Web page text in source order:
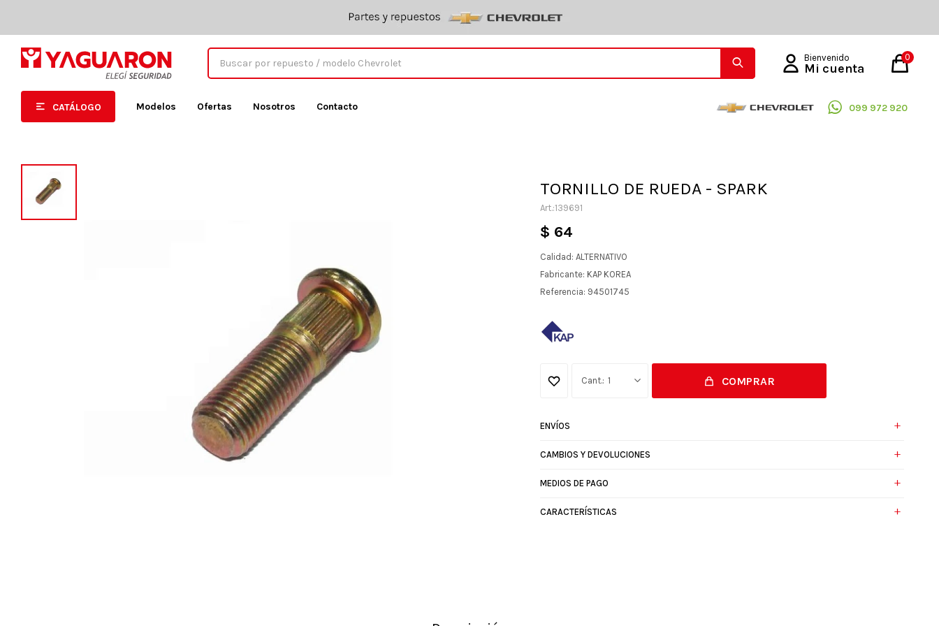
CATÁLOGO Modelos Ofertas Nosotros Contacto 099 972 920
0
TORNILLO DE RUEDA - SPARK
139691
$ 64
Calidad: ALTERNATIVO
Fabricante: KAP KOREA
Referencia: 94501745
1 COMPRAR
ENVÍOS
CAMBIOS Y DEVOLUCIONES
MEDIOS DE PAGO
CARACTERÍSTICAS